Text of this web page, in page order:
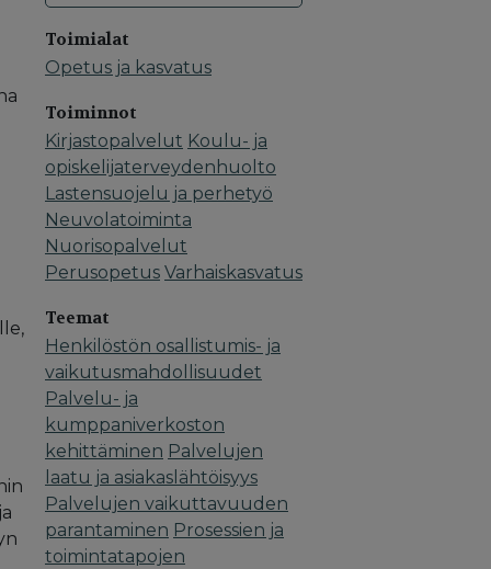
Toimialat
Opetus ja kasvatus
Toiminnot
Kirjastopalvelut Koulu- ja
opiskelijaterveydenhuolto
Lastensuojelu ja perhetyö
Neuvolatoiminta
Nuorisopalvelut
Perusopetus Varhaiskasvatus
Teemat
Henkilöstön osallistumis- ja
vaikutusmahdollisuudet
Palvelu- ja
kumppaniverkoston
kehittäminen Palvelujen
laatu ja asiakaslähtöisyys
Palvelujen vaikuttavuuden
parantaminen Prosessien ja
toimintatapojen